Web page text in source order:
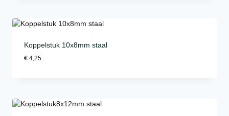
Koppelstuk 10x8mm staal
€ 4,25